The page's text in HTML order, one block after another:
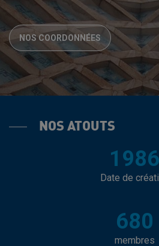
NOS COORDONNÉES
NOS ATOUTS
1986
Date de
680
membres